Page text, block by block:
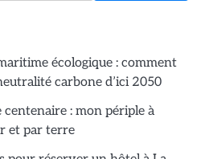
écologique : comment
carbone d’ici 2050
: mon périple à
et par terre